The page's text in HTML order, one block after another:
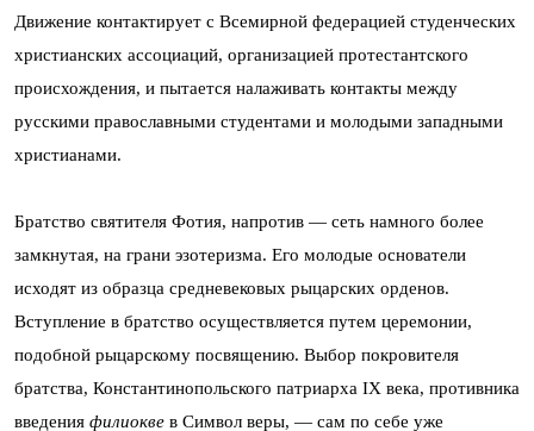
Движение контактирует с Всемирной федерацией студенческих
христианских ассоциаций, организацией протестантского
происхождения, и пытается налаживать контакты между
русскими православными студентами и молодыми западными
христианами.
Братство святителя Фотия, напротив — сеть намного более
замкнутая, на грани эзотеризма. Его молодые основатели
исходят из образца средневековых рыцарских орденов.
Вступление в братство осуществляется путем церемонии,
подобной рыцарскому посвящению. Выбор покровителя
братства, Константинопольского патриарха IX века, противника
введения филиокве в Символ веры, — сам по себе уже